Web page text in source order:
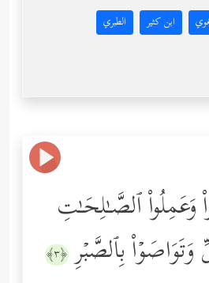
ابن كثير الطبري
وَعَمِلُواْ ٱلصَّـٰلِحَـٰتِ
وَتَوَاصَوۡاْ بِٱلصَّبۡرِ ﴿٣﴾